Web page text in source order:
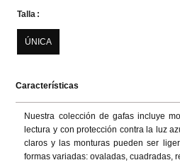
Talla
ÚNICA
Características
Nuestra colección de gafas incluye
lectura y con protección contra la luz
claros y las monturas pueden ser
formas variadas: ovaladas, cuadradas,